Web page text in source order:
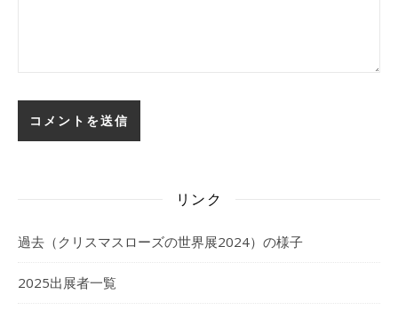
リンク
過去（クリスマスローズの世界展2024）の様子
2025出展者一覧